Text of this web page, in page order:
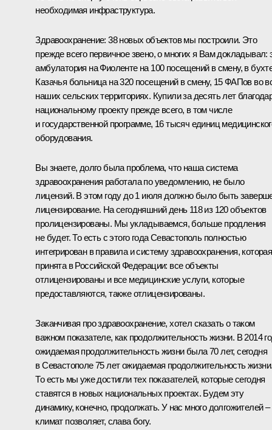
необходимая инфраструктура.
Здравоохранение: 38 новых объектов мы построили. Это
прежде всего первичное звено, о многих я Вам докладывал:
амбулатория на Фиоленте на 100 посещений в смену, в
Казачья больница на 320 посещений в смену, 15 ФАПов во
наших сельских территориях. Купили за десять лет
национальному проекту прежде всего, в том числе
и государственной программе, 16 тысяч единиц
оборудования.
Вы знаете, долго была проблема, что наша система
здравоохранения работала по уведомлению, не было
лицензий. В этом году до 1 июля должно было быть
лицензирование. На сегодняшний день 118 из 120 объектов
пролицензированы. Мы укладываемся, больше продления
не будет. То есть с этого года Севастополь полностью
интегрирован в правила и систему здравоохранения, которая
принята в Российской Федерации: все объекты
отлицензированы и все медицинские услуги, которые
предоставляются, также отлицензированы.
Заканчивая про здравоохранение, хотел сказать о таком
важном показателе, как продолжительность жизни. В 2014
ожидаемая продолжительность жизни была 70 лет, сегодня
в Севастополе 75 лет ожидаемая продолжительность
То есть мы уже достигли тех показателей, которые сегодня
ставятся в новых национальных проектах. Будем эту
динамику, конечно, продолжать. У нас много долгожителей –
климат позволяет, слава богу.